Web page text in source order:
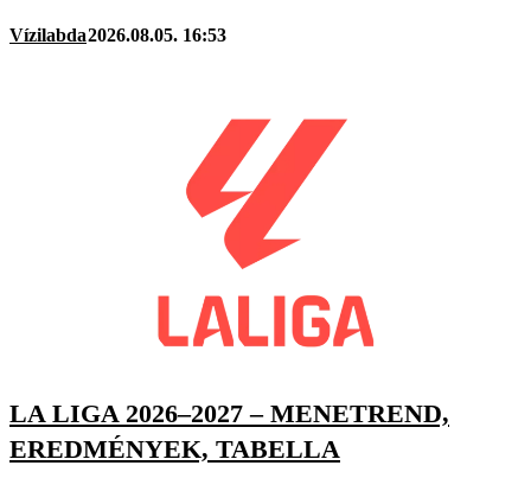
Vízilabda2026.08.05. 16:53
LA LIGA 2026–2027 – MENETREND,
EREDMÉNYEK, TABELLA